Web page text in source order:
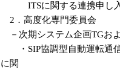
ITSに関する連携申し入
2．高度化専門委員会
－次期システム企画TGお
・SIP協調型自動運転通信
に関